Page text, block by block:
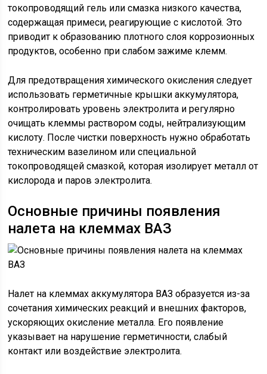
токопроводящий гель или смазка низкого качества,
содержащая примеси, реагирующие с кислотой. Это
приводит к образованию плотного слоя коррозионных
продуктов, особенно при слабом зажиме клемм.
Для предотвращения химического окисления следует
использовать герметичные крышки аккумулятора,
контролировать уровень электролита и регулярно
очищать клеммы раствором соды, нейтрализующим
кислоту. После чистки поверхность нужно обработать
техническим вазелином или специальной
токопроводящей смазкой, которая изолирует металл от
кислорода и паров электролита.
Основные причины появления
налета на клеммах ВАЗ
Налет на клеммах аккумулятора ВАЗ образуется из-за
сочетания химических реакций и внешних факторов,
ускоряющих окисление металла. Его появление
указывает на нарушение герметичности, слабый
контакт или воздействие электролита.